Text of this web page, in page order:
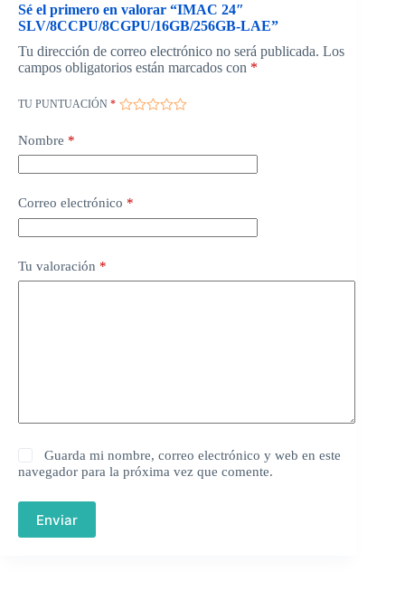
Sé el primero en valorar “IMAC 24″
SLV/8CCPU/8CGPU/16GB/256GB-LAE”
Tu dirección de correo electrónico no será publicada. Los
campos obligatorios están marcados con *
TU PUNTUACIÓN *
Nombre *
Correo electrónico *
Tu valoración *
Guarda mi nombre, correo electrónico y web en este
navegador para la próxima vez que comente.
Enviar